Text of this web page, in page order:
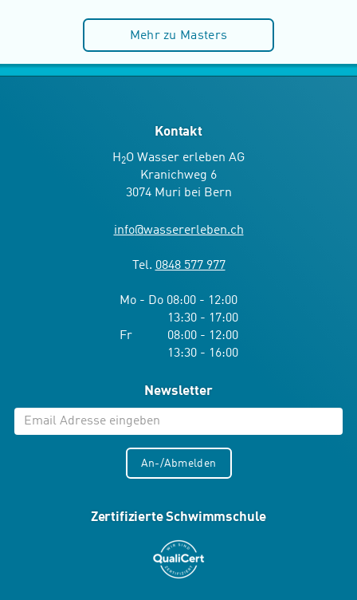
Mehr zu Masters
Kontakt
H2O Wasser erleben AG
Kranichweg 6
3074 Muri bei Bern
info@wassererleben.ch
Tel. 0848 577 977
Mo - Do 08:00 - 12:00
13:30 - 17:00
Fr 08:00 - 12:00
13:30 - 16:00
Newsletter
An-/Abmelden
Zertifizierte Schwimmschule